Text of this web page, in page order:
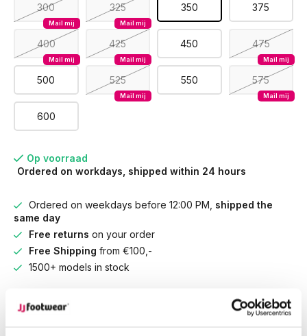
Mail mij
300
Mail mij
325 350 375
Mail mij
400
Mail mij
425 450
Mail mij
475
500
Mail mij
525 550
Mail mij
575
600
Op voorraad
Ordered on workdays, shipped within 24 hours
Ordered on weekdays before 12:00 PM, shipped the
same day
Free returns on your order
Free Shipping from €100,-
1500+ models in stock